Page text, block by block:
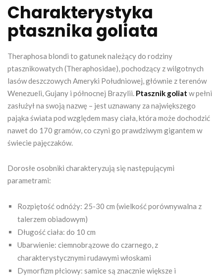
Charakterystyka
ptasznika goliata
Theraphosa blondi to gatunek należący do rodziny
ptasznikowatych (Theraphosidae), pochodzący z wilgotnych
lasów deszczowych Ameryki Południowej, głównie z terenów
Wenezueli, Gujany i północnej Brazylii. Ptasznik goliat w pełni
zasłużył na swoją nazwę – jest uznawany za największego
pająka świata pod względem masy ciała, która może dochodzić
nawet do 170 gramów, co czyni go prawdziwym gigantem w
świecie pajęczaków.
Dorosłe osobniki charakteryzują się następującymi
parametrami:
Rozpiętość odnóży: 25-30 cm (wielkość porównywalna z
talerzem obiadowym)
Długość ciała: do 10 cm
Ubarwienie: ciemnobrązowe do czarnego, z
charakterystycznymi rudawymi włoskami
Dymorfizm płciowy: samice są znacznie większe i